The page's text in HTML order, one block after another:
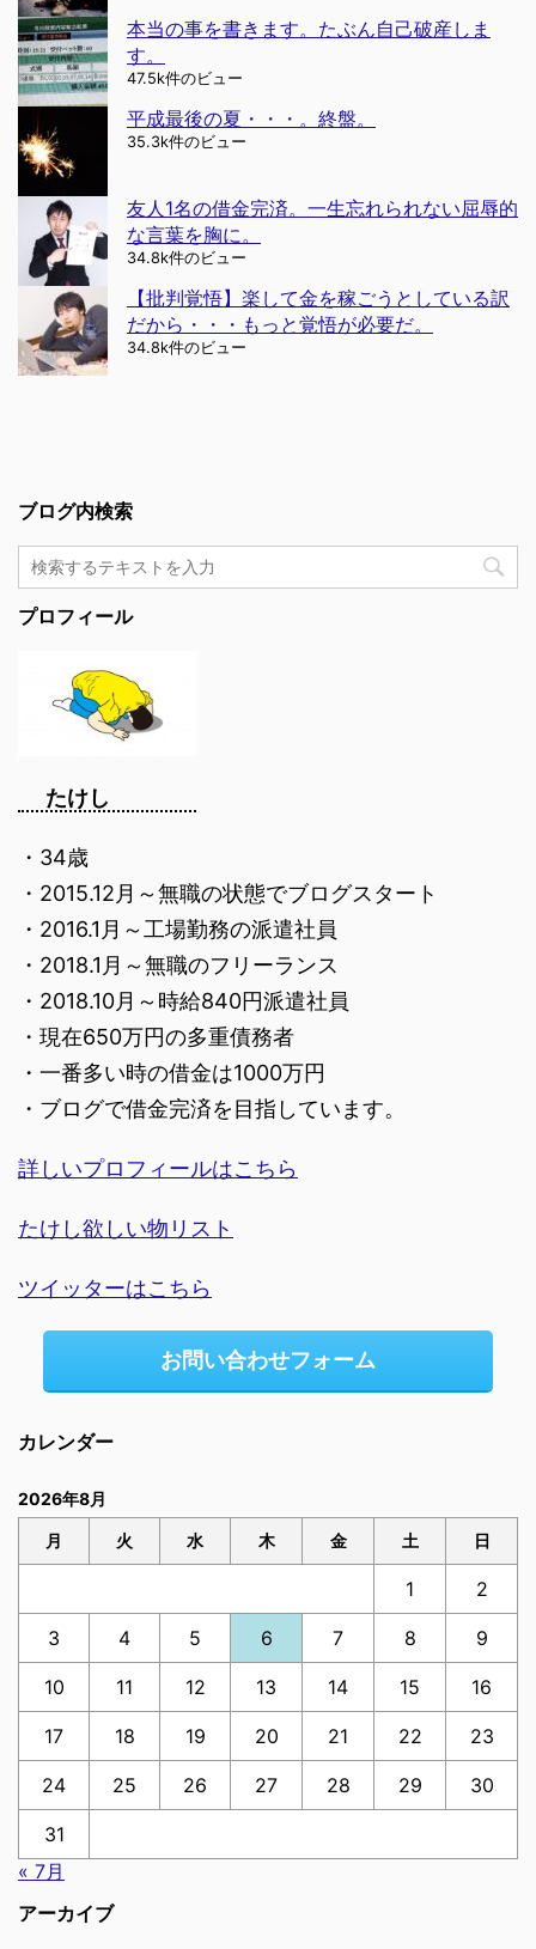
本当の事を書きます。たぶん自己破産しま
す。
47.5k件のビュー
平成最後の夏・・・。終盤。
35.3k件のビュー
友人1名の借金完済。一生忘れられない屈辱的
な言葉を胸に。
34.8k件のビュー
【批判覚悟】楽して金を稼ごうとしている訳
だから・・・もっと覚悟が必要だ。
34.8k件のビュー
ブログ内検索
プロフィール
たけし
・34歳
・2015.12月～無職の状態でブログスタート
・2016.1月～工場勤務の派遣社員
・2018.1月～無職のフリーランス
・2018.10月～時給840円派遣社員
・現在650万円の多重債務者
・一番多い時の借金は1000万円
・ブログで借金完済を目指しています。
詳しいプロフィールはこちら
たけし欲しい物リスト
ツイッターはこちら
お問い合わせフォーム
カレンダー
2026年8月
月 火 水 木 金 土 日
1 2
3 4 5 6 7 8 9
10 11 12 13 14 15 16
17 18 19 20 21 22 23
24 25 26 27 28 29 30
31
« 7月
アーカイブ